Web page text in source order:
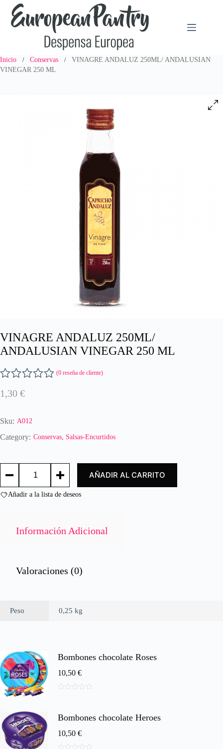
Saltar
contenido
Inicio / Conservas /
VINAGRE ANDALUZ 250ML/ ANDALUSIAN
VINEGAR 250 ML
VINAGRE ANDALUZ 250ML/
ANDALUSIAN VINEGAR 250 ML
V
a
o
a
n
0
(0 reseña de cliente)
1,30 €
Sku: A012
Category: Conservas, Salsas-Encurtidos
ANDALUZ
ANDALUSIAN
cantidad
AÑADIR AL CARRITO
Añadir a la lista de deseos
Información Adicional
Valoraciones (0)
Peso 0,25 kg
Bombones chocolate Roses
10,50 €
5
Bombones chocolate Heroes
10,50 €